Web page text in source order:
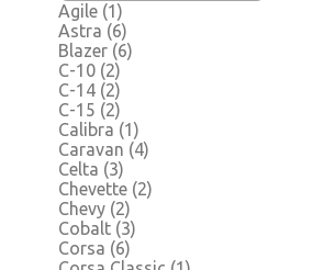
Agile (1)
Astra (6)
Blazer (6)
C-10 (2)
C-14 (2)
C-15 (2)
Calibra (1)
Caravan (4)
Celta (3)
Chevette (2)
Chevy (2)
Cobalt (3)
Corsa (6)